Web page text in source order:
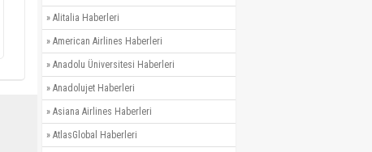
» Alitalia Haberleri
» American Airlines Haberleri
» Anadolu Üniversitesi Haberleri
» Anadolujet Haberleri
» Asiana Airlines Haberleri
» AtlasGlobal Haberleri